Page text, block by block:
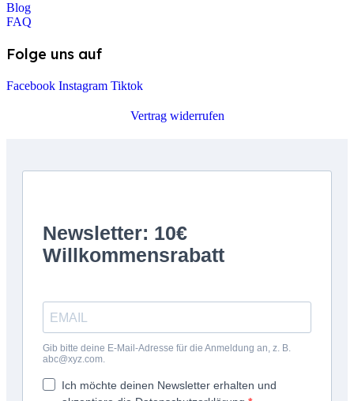
Blog
FAQ
Folge uns auf
Facebook Instagram Tiktok
Vertrag widerrufen